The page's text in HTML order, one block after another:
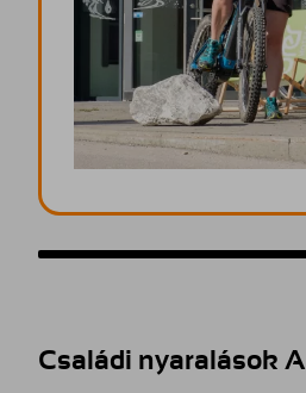
Családi nyaralások